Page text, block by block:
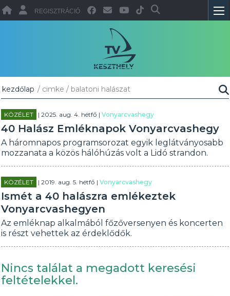
REGISZTRÁCIÓ
kezdőlap / cimke / balatoni halászat
KÖZÉLET | 2025. aug. 4. hétfő |Vonyarcvashegy
40 Halász Emléknapok Vonyarcvashegy
A háromnapos programsorozat egyik leglátványosabb
mozzanata a közös hálóhúzás volt a Lidó strandon.
KÖZÉLET | 2019. aug. 5. hétfő |Vonyarcvashegy
Ismét a 40 halászra emlékeztek
Vonyarcvashegyen
Az emléknap alkalmából főzőversenyen és koncerten
is részt vehettek az érdeklődők.
Nincs találat a megadott keresési
feltételekkel.